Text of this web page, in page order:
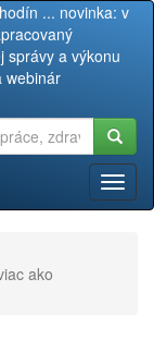
... novinka: v
správy a výkonu
webinár
ako